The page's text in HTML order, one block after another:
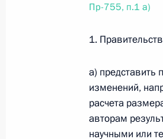
28 мая 2024
28 мая 2024 года,
Пр-755, п.1 а)
1.
а) представить
изменений,
расчета
авторам
научными или